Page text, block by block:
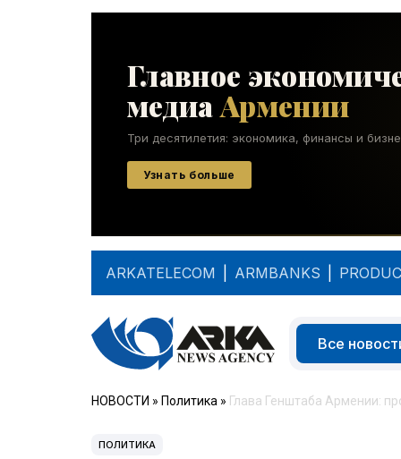
ARKATELECOM ARMBANKS
Все
НОВОСТИ » Политика » Глава Генштаба Армении:
ПОЛИТИКА